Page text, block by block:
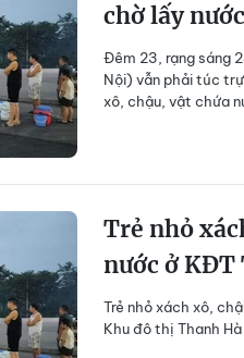
chờ lấy
Đêm 23, rạng sáng
Nội) vẫn phải túc
xô, chậu, vật chứa
Trẻ nhỏ
nước ở KĐT
Trẻ nhỏ xách xô,
Khu đô thị Thanh